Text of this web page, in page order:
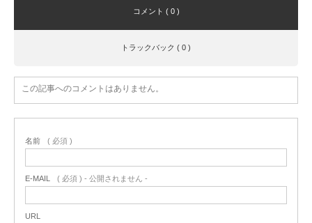
コメント ( 0 )
トラックバック ( 0 )
この記事へのコメントはありません。
名前 ( 必須 )
E-MAIL ( 必須 ) - 公開されません -
URL